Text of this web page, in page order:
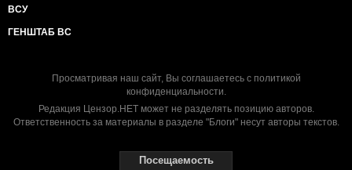
ВСУ
ГЕНШТАБ ВС
Просматривая наш сайт, Вы соглашаетесь с политикой
конфиденциальности.
Редакция Цензор.НЕТ может не разделять позицию авторов.
Ответственность за материалы в разделе "Блоги" несут авторы текстов.
Посещаемость